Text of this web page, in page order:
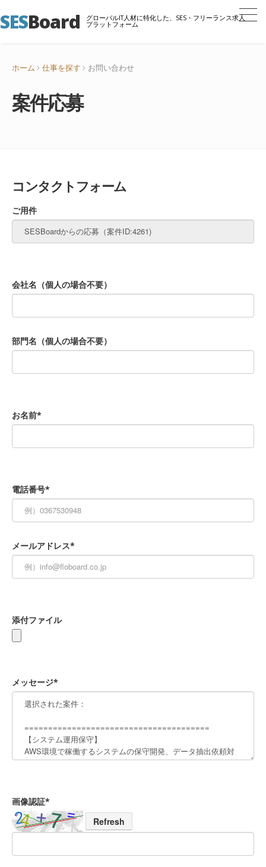
SESBoard グローバルIT人材に特化した、SES・フリーランス求人
プラットフォーム
ホーム 仕事を探す お問い合わせ
案件応募
コンタクトフォーム
ご用件
会社名（個人の場合不要）
部門名（個人の場合不要）
お名前*
電話番号*
メールアドレス*
添付ファイル
メッセージ*
画像認証*
Refresh